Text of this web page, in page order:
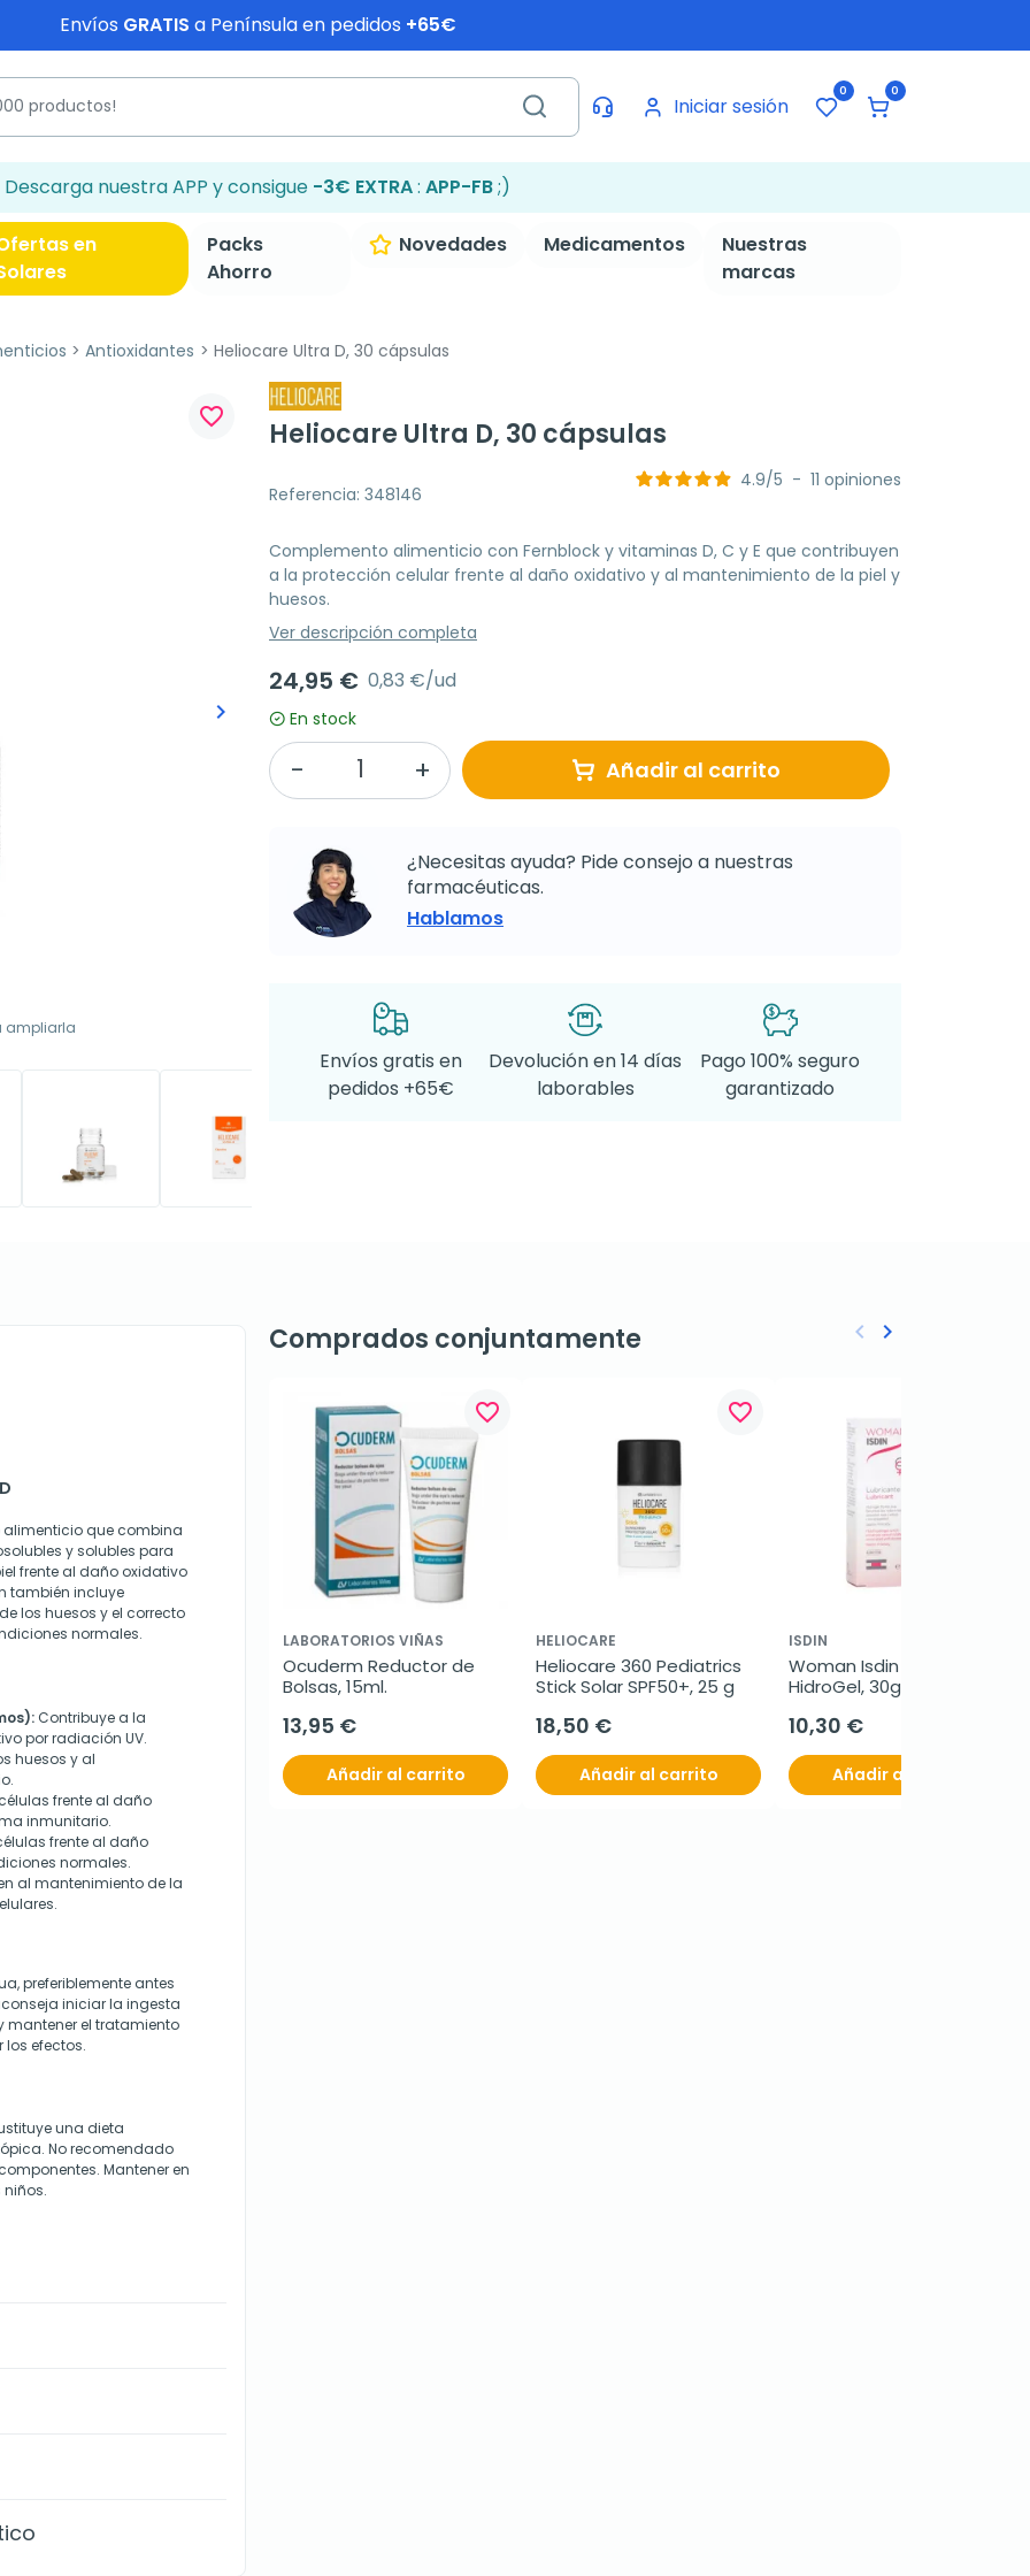
Envíos GRATIS a Península en pedidos +65€
Iniciar sesión
0 0
Descarga nuestra APP y consigue -3€ EXTRA: APP-FB;)
en
Packs
Ahorro
Novedades Medicamentos
Nuestras
marcas
Antioxidantes Heliocare Ultra D, 30 cápsulas
Siguiente
keyboard_arrow_right
ampliarla
favorite_border
Heliocare Ultra D, 30 cápsulas
Referencia: 348146
4.9/5 - 11 opiniones
Complemento alimenticio con Fernblock y vitaminas D, C y E que contribuyen
a la protección celular frente al daño oxidativo y al mantenimiento de la piel y
huesos.
Ver descripción completa
24,95 € 0,83 €/ud
En stock
Añadir al carrito
¿Necesitas ayuda? Pide consejo a nuestras
farmacéuticas.
Hablamos
Envíos gratis en
pedidos +65€
Devolución en 14 días
laborables
Pago 100% seguro
garantizado
alimenticio que combina
y solubles para
frente al daño oxidativo
también incluye
los huesos y el correcto
normales.
Contribuye a la
por radiación UV.
huesos y al
frente al daño
inmunitario.
frente al daño
normales.
al mantenimiento de la
preferiblemente antes
iniciar la ingesta
mantener el tratamiento
efectos.
una dieta
No recomendado
Mantener en
Comprados conjuntamente
favorite_border
LABORATORIOS VIÑAS
Ocuderm Reductor de
Bolsas, 15ml.
13,95 €
Añadir al carrito
favorite_border
HELIOCARE
Heliocare 360 Pediatrics
Stick Solar SPF50+, 25 g
18,50 €
Añadir al carrito
ISDIN
Woman Isdin Lubricante
HidroGel, 30gr.
10,30 €
Añadir al carrito
Anterior
keyboard_arrow_left Siguiente
keyboard_arrow_right